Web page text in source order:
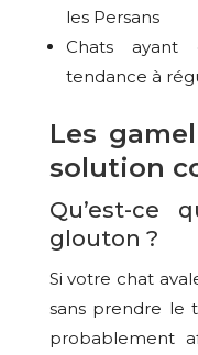
les Persans
Chats ayant
tendance à
Les
solution
Qu’est-ce
glouton ?
Si votre chat
sans prendre le
probablement